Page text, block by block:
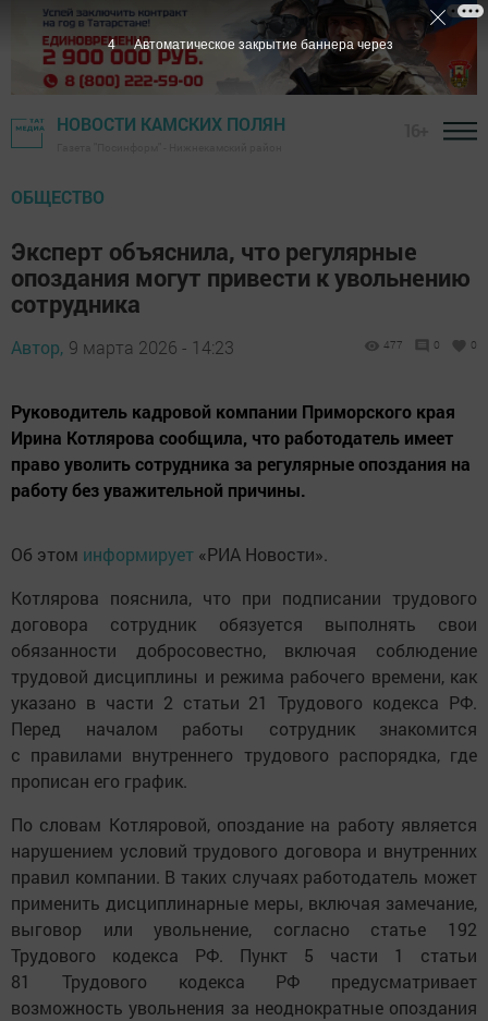
НОВОСТИ КАМСКИХ ПОЛЯН
ОБЩЕСТВО
Эксперт объяснила, что регулярные
опоздания могут привести к увольнению
сотрудника
Автор, 9 марта 2026 - 14:23 477 0 0
Руководитель кадровой компании Приморского края
Ирина Котлярова сообщила, что работодатель имеет
право уволить сотрудника за регулярные опоздания на
работу без уважительной причины.
Об этом информирует «РИА Новости».
Котлярова пояснила, что при подписании трудового
договора сотрудник обязуется выполнять свои
обязанности добросовестно, включая соблюдение
трудовой дисциплины и режима рабочего времени, как
указано в части 2 статьи 21 Трудового кодекса РФ.
Перед началом работы сотрудник знакомится
с правилами внутреннего трудового распорядка, где
прописан его график.
По словам Котляровой, опоздание на работу является
нарушением условий трудового договора и внутренних
правил компании. В таких случаях работодатель может
применить дисциплинарные меры, включая замечание,
выговор или увольнение, согласно статье 192
Трудового кодекса РФ. Пункт 5 части 1 статьи
81 Трудового кодекса РФ предусматривает
возможность увольнения за неоднократные опоздания
3 Автоматическое закрытие баннера через